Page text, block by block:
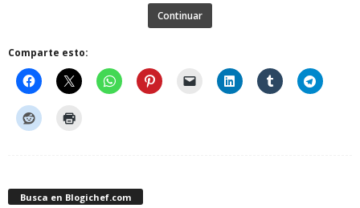
Continuar
Comparte esto:
Busca en Blogichef.com